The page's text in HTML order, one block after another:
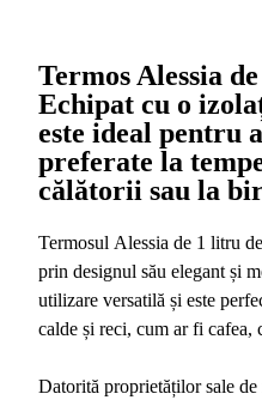
Termos Alessia
Echipat cu o
este ideal pentru
preferate la
călătorii sau la
Termosul Alessia de 1 litru
prin designul său elegant și
utilizare versatilă și este
calde și reci, cum ar fi cafea,
Datorită proprietăților sale